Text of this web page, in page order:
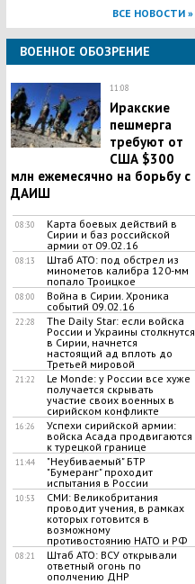
ВСЕ НОВОСТИ »
ВОЕННОЕ ОБОЗРЕНИЕ
11:08
Иракские
пешмерга
требуют от
США $300
млн ежемесячно на борьбу с
ДАИШ
08:30
Карта боевых действий в
Сирии и баз российской
армии от 09.02.16
08:13
Штаб АТО: под обстрел из
минометов калибра 120-мм
попало Троицкое
08:00
Война в Сирии. Хроника
событий 09.02.16
22:28
The Daily Star: если войска
России и Украины столкнутся
в Сирии, начнется
настоящий ад вплоть до
Третьей мировой
21:22
Le Monde: у России все хуже
получается скрывать
участие своих военных в
сирийском конфликте
16:26
Успехи сирийской армии:
войска Асада продвигаются
к турецкой границе
11:44
"Неубиваемый" БТР
"Бумеранг" проходит
испытания в России
10:53
СМИ: Великобритания
проводит учения, в рамках
которых готовится в
возможному
противостоянию НАТО и РФ
08:21
Штаб АТО: ВСУ открывали
ответный огонь по
ополчению ДНР